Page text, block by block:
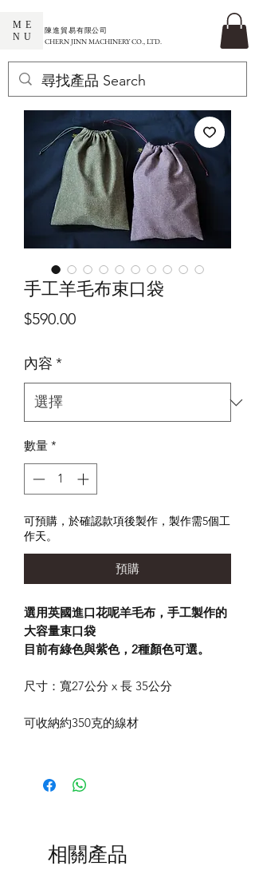
ME
NU
​陳進貿易有限公司
CHERN JINN MACHINERY CO., LTD.
手工羊毛布束口袋
$590.00價
內容 *
數量 *
可預購，於確認款項後製作，製作需5個工
作天。
預購
選用英國進口花呢羊毛布，手工製作的
大容量束口袋
目前有綠色與紫色，2種顏色可選。
尺寸：寬27公分 x 長 35公分
可收納約350克的線材
相關產品